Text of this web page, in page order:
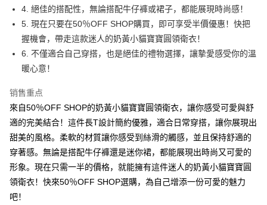
悠遊付
Google Pay
Plus PAY
大哥付你分期
【大哥付你分期使用说明】
1. 本服务由台湾大哥大提供，电信用户可立即使用无须另外申请。（限个人
月租型门号，不开放公司户及预付卡使用）
2. 付款方式选择 “大哥付你分期”，订单成立后会自动跳转到大哥付的交易流
程，验证手机门号后，选择欲分期的期数、缴款截止日，确认付款后即完成
交易。
3. 实际核准额度、可分期数及费用金额请依后续交易确认页面所载为准。
消。如遇 “转专审核”未通过状况，表示未达系统评分，恕无法说明评估内
容。
AFTEE先享后付
相关说明
一、關於 AFTEE先享後付
1. 於付款方式選擇AFTEE先享後付，將跳出AFTEE先享後付手機驗證視
窗。
2. 進行簡訊驗證之後，即可完成結帳手續。
3. 訂單確認後不需事先繳費，商品會配送至您的指定地址。
AFTEE APP推播通知。
运送方式
全家取貨付款
4. 絕佳的搭配性，無論搭配牛仔褲或裙子，都能展現時尚感！
5. 現在只要在50％OFF SHOP購買，即可享受半價優惠！快把
握機會，帶走這款迷人的奶黃小貓寶寶圓領衛衣！
6. 不僅適合自己穿搭，也是絕佳的禮物選擇，讓摯愛感受你的溫
暖心意！
销售重点
來自50％OFF SHOP的奶黃小貓寶寶圓領衛衣，讓你感受可愛與舒
適的完美結合！這件長T設計簡約優雅，適合日常穿搭，讓你展現出
甜美的風格。柔軟的材質讓你感受到絲滑的觸感，並且保持舒適的
穿著感。無論是搭配牛仔褲還是迷你裙，都能展現出時尚又可愛的
形象。現在只需一半的價格，就能擁有這件迷人的奶黃小貓寶寶圓
領衛衣！快來50％OFF SHOP選購，為自己增添一份可愛的魅力
吧！